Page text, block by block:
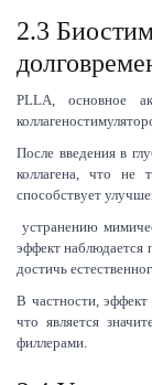
2.3
PLLA, основное
После введения в
коллагена, что не
способствует
устранению
эффект наблюдается
достичь
В частности,
что является
филлерами.